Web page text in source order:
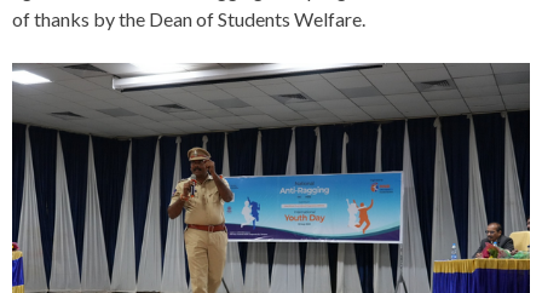
of thanks by the Dean of Students Welfare.